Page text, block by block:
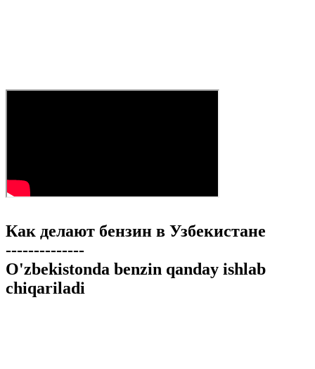
Как делают бензин в Узбекистане
--------------
O'zbekistonda benzin qanday ishlab
chiqariladi